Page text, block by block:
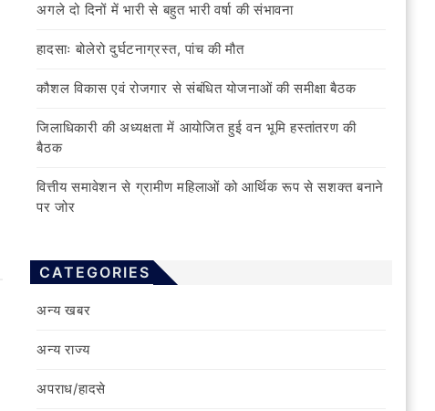
अगले दो दिनों में भारी से बहुत भारी वर्षा की संभावना
हादसाः बोलेरो दुर्घटनाग्रस्त, पांच की मौत
कौशल विकास एवं रोजगार से संबंधित योजनाओं की समीक्षा बैठक
जिलाधिकारी की अध्यक्षता में आयोजित हुई वन भूमि हस्तांतरण की
बैठक
वित्तीय समावेशन से ग्रामीण महिलाओं को आर्थिक रूप से सशक्त बनाने
पर जोर
CATEGORIES
अन्य खबर
अन्य राज्य
अपराध/हादसे